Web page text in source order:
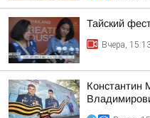
Тайский
Вчера,
Константин